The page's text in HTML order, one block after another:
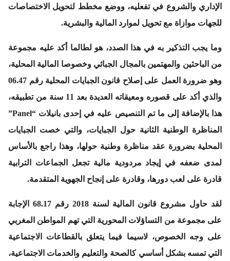
الإداري والشروع في تفعليه، ووضع مخطط لتحويل الاختصاصات
للجهات موازاة مع تحويل لموارد المالية والبشرية.
وما يجب التذكير به في هذا الصدد، هو لطالما أكد عليه مجموعة
من الباحثين والمهتمين بالمجال الجبائي وخصوصا المالية المحلية،
وهو ضرورة العمل على إصلاح قانون الجبايات المحلية رقم 06.47
والذي أكد على قصوره ومعيقاته العديدة بعد 11 سنة من تطبيقه،
هذا بالإضافة إلى ما تم التنصيص عليه في إحدى بانيلات “Panel”
المناظرة الوطنية الثانية حول الجبايات، والتي خصت الجبايات
المحلية بضرورة عقد مناظرة وطنية حولها، وهذا راجع بالأساس
لمدى ضعفه في إيجاد مردودية مالية تجعل الجماعات الترابية
قادرة على لعب دورها، وقادرة على إنجاح الجهوية المتقدمة.
لقد حاول مشروع قانون المالية لسنة 2018 رقم 68.17 الإجابة
على مجموعة من التساؤلات المحورية التي تهم المواطن المغربي
على وجه الخصوص، لاسيما فيما يتعلق بالقطاعات الاجتماعية
التي تمسه بشكل أساسي كالصحة والتعليم والخدمات الاجتماعية،